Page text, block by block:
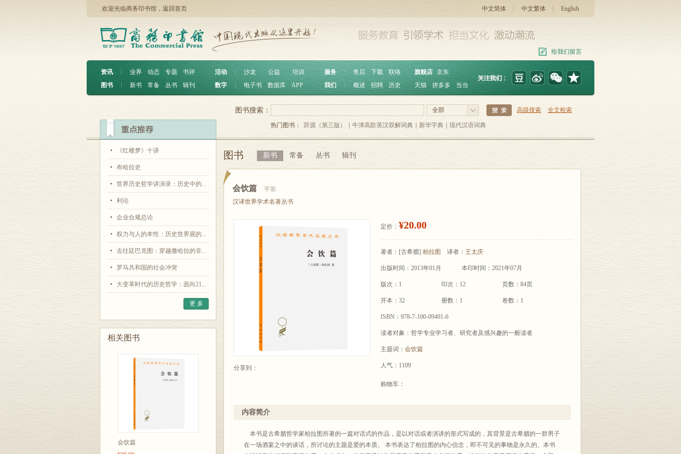
欢迎光临商务印书馆， 返回首页 中文简体 中文繁体 English
给我们留言
资讯 ︱ 业界 动态 专题
书评
图书
︱ 新书 常备 丛书 辑刊
活动 沙龙 公益
培训
数字
电子书 数据库 APP
服务 ︱ 售后 下载
联络
我们
概述 招聘 历史
旗舰店 京东
天猫
拼多多 当当
《红楼梦》十讲
布哈拉史
世界历史哲学讲演录：历史中的...
利论
企业合规总论
权力与人的本性：历史世界观的...
去往廷巴克图：穿越撒哈拉的非...
罗马共和国的社会冲突
大变革时代的历史哲学：面向21...
更 多
相关图书
会饮篇
全部 高级搜索 全文检索
图书搜索：
热门图书： 辞源（第三版） 牛津高阶英汉双解词典 新华字典 现代汉语词典
图书 新书 常备 丛书 辑刊
会饮篇
平装
汉译世界学术名著丛书
分享到：
定价： ¥20.00
著者： [古希腊] 柏拉图 译者： 王太庆
出版时间：2013年01月 本印时间：2021年07月
版次：1 印次：12 页数：84页
开本：32 册数：1 卷数：1
ISBN：978-7-100-09401-6
读者对象：哲学专业学习者、研究者及感兴趣的一般读者
主题词： 会饮篇
人气：1109
购物车：
内容简介
本书是古希腊哲学家柏拉图所著的一篇对话式的作品，是以对话或者演讲的形式写成的，其背景是古希腊的一群男子
在一场酒宴之中的谈话，所讨论的主题是爱的本质。 本书表达了柏拉图的内心信念，即不可见的事物是永久的。本书